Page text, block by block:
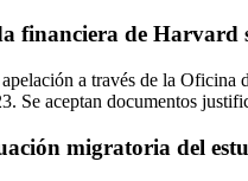
financiera de Harvard
a través de la Oficina
Se aceptan documentos
migratoria del